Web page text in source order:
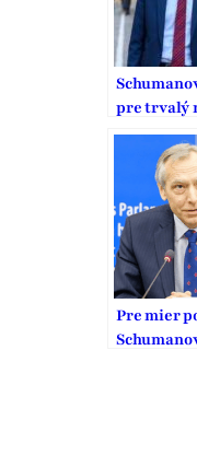
pre trvalý
Európe
Pre mier